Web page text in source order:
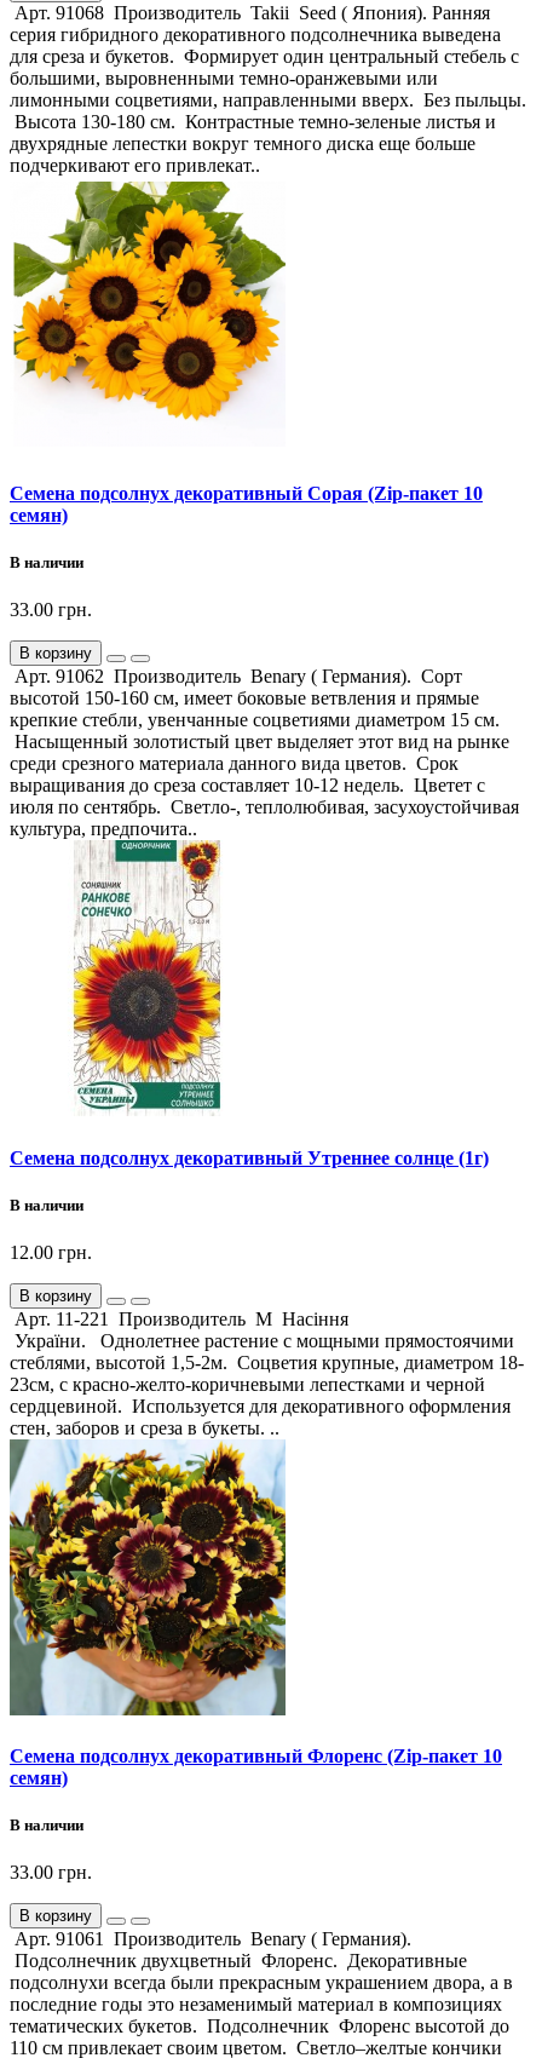
Арт. 91068 Производитель Takii Seed ( Япония). Ранняя
серия гибридного декоративного подсолнечника выведена
для среза и букетов. Формирует один центральный стебель с
большими, выровненными темно-оранжевыми или
лимонными соцветиями, направленными вверх. Без пыльцы.
Высота 130-180 см. Контрастные темно-зеленые листья и
двухрядные лепестки вокруг темного диска еще больше
подчеркивают его привлекат..
Семена подсолнух декоративный Сорая (Zip-пакет 10
семян)
В наличии
33.00 грн.
В корзину
Арт. 91062 Производитель Benary ( Германия). Сорт
высотой 150-160 см, имеет боковые ветвления и прямые
крепкие стебли, увенчанные соцветиями диаметром 15 см.
Насыщенный золотистый цвет выделяет этот вид на рынке
среди срезного материала данного вида цветов. Срок
выращивания до среза составляет 10-12 недель. Цветет с
июля по сентябрь. Светло-, теплолюбивая, засухоустойчивая
культура, предпочита..
Семена подсолнух декоративный Утреннее солнце (1г)
В наличии
12.00 грн.
В корзину
Арт. 11-221 Производитель М Насіння
України. Однолетнее растение с мощными прямостоячими
стеблями, высотой 1,5-2м. Соцветия крупные, диаметром 18-
23см, с красно-желто-коричневыми лепестками и черной
сердцевиной. Используется для декоративного оформления
стен, заборов и среза в букеты. ..
Семена подсолнух декоративный Флоренс (Zip-пакет 10
семян)
В наличии
33.00 грн.
В корзину
Арт. 91061 Производитель Benary ( Германия).
Подсолнечник двухцветный Флоренс. Декоративные
подсолнухи всегда были прекрасным украшением двора, а в
последние годы это незаменимый материал в композициях
тематических букетов. Подсолнечник Флоренс высотой до
110 см привлекает своим цветом. Светло–желтые кончики